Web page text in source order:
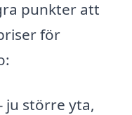
punkter att
för
ju större yta,